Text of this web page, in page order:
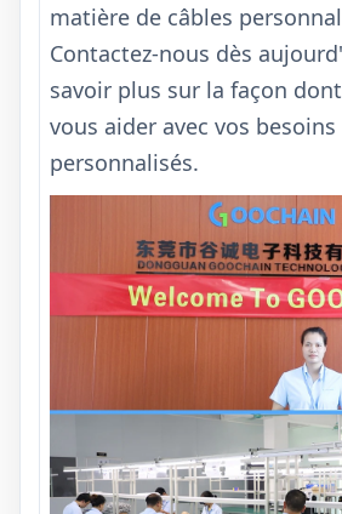
matière de câbles
Contactez-nous dès
savoir plus sur la façon dont
vous aider avec vos
personnalisés.